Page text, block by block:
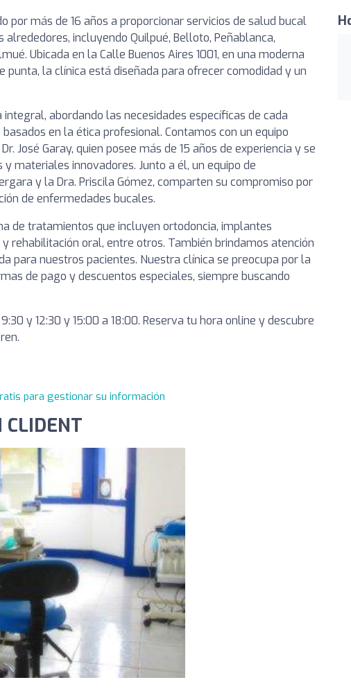
por más de 16 años a proporcionar servicios de salud bucal
incluyendo Quilpué, Belloto, Peñablanca,
Ubicada en la Calle Buenos Aires 1001, en una moderna
punta, la clínica está diseñada para ofrecer comodidad y un
abordando las necesidades específicas de cada
en la ética profesional. Contamos con un equipo
José Garay, quien posee más de 15 años de experiencia y se
materiales innovadores. Junto a él, un equipo de
y la Dra. Priscila Gómez, comparten su compromiso por
de enfermedades bucales.
de tratamientos que incluyen ortodoncia, implantes
rehabilitación oral, entre otros. También brindamos atención
para nuestros pacientes. Nuestra clínica se preocupa por la
de pago y descuentos especiales, siempre buscando
y 12:30 y 15:00 a 18:00. Reserva tu hora online y descubre
para gestionar su información
CLIDENT